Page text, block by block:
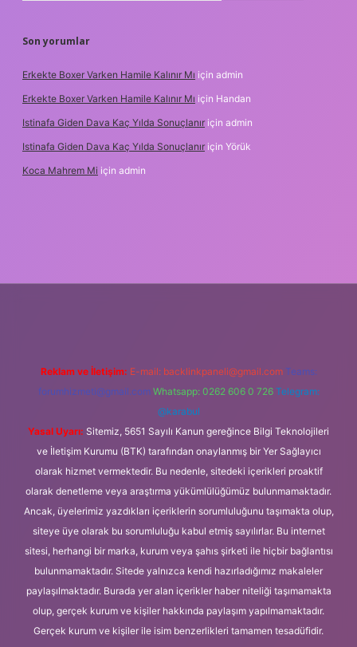
Son yorumlar
Erkekte Boxer Varken Hamile Kalınır Mı için admin
Erkekte Boxer Varken Hamile Kalınır Mı için Handan
Istinafa Giden Dava Kaç Yılda Sonuçlanır için admin
Istinafa Giden Dava Kaç Yılda Sonuçlanır için Yörük
Koca Mahrem Mi için admin
Reklam ve İletişim: E-mail: backlinkpaneli@gmail.com Teams:
forumhizmeti@gmail.com Whatsapp: 0262 606 0 726 Telegram:
@karabul
Yasal Uyarı: Sitemiz, 5651 Sayılı Kanun gereğince Bilgi Teknolojileri
ve İletişim Kurumu (BTK) tarafından onaylanmış bir Yer Sağlayıcı
olarak hizmet vermektedir. Bu nedenle, sitedeki içerikleri proaktif
olarak denetleme veya araştırma yükümlülüğümüz bulunmamaktadır.
Ancak, üyelerimiz yazdıkları içeriklerin sorumluluğunu taşımakta olup,
siteye üye olarak bu sorumluluğu kabul etmiş sayılırlar. Bu internet
sitesi, herhangi bir marka, kurum veya şahıs şirketi ile hiçbir bağlantısı
bulunmamaktadır. Sitede yalnızca kendi hazırladığımız makaleler
paylaşılmaktadır. Burada yer alan içerikler haber niteliği taşımamakta
olup, gerçek kurum ve kişiler hakkında paylaşım yapılmamaktadır.
Gerçek kurum ve kişiler ile isim benzerlikleri tamamen tesadüfidir.